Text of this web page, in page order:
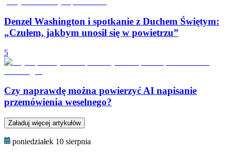
Denzel Washington i spotkanie z Duchem Świętym:
„Czułem, jakbym unosił się w powietrzu”
5
Czy naprawdę można powierzyć AI napisanie
przemówienia weselnego?
Załaduj więcej artykułów
poniedziałek 10 sierpnia